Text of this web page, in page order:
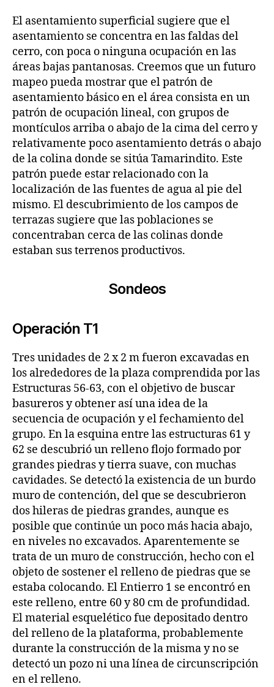
El asentamiento superficial sugiere que el
asentamiento se concentra en las faldas del
cerro, con poca o ninguna ocupación en las
áreas bajas pantanosas. Creemos que un futuro
mapeo pueda mostrar que el patrón de
asentamiento básico en el área consista en un
patrón de ocupación lineal, con grupos de
montículos arriba o abajo de la cima del cerro y
relativamente poco asentamiento detrás o abajo
de la colina donde se sitúa Tamarindito. Este
patrón puede estar relacionado con la
localización de las fuentes de agua al pie del
mismo. El descubrimiento de los campos de
terrazas sugiere que las poblaciones se
concentraban cerca de las colinas donde
estaban sus terrenos productivos.
Sondeos
Operación T1
Tres unidades de 2 x 2 m fueron excavadas en
los alrededores de la plaza comprendida por las
Estructuras 56‑63, con el objetivo de buscar
basureros y obtener así una idea de la
secuencia de ocupación y el fechamiento del
grupo. En la esquina entre las estructuras 61 y
62 se descubrió un relleno flojo formado por
grandes piedras y tierra suave, con muchas
cavidades. Se detectó la existencia de un burdo
muro de contención, del que se descubrieron
dos hileras de piedras grandes, aunque es
posible que continúe un poco más hacia abajo,
en niveles no excavados. Aparentemente se
trata de un muro de construcción, hecho con el
objeto de sostener el relleno de piedras que se
estaba colocando. El Entierro 1 se encontró en
este relleno, entre 60 y 80 cm de profundidad.
El material esquelético fue depositado dentro
del relleno de la plataforma, probablemente
durante la construcción de la misma y no se
detectó un pozo ni una línea de circunscripción
en el relleno.